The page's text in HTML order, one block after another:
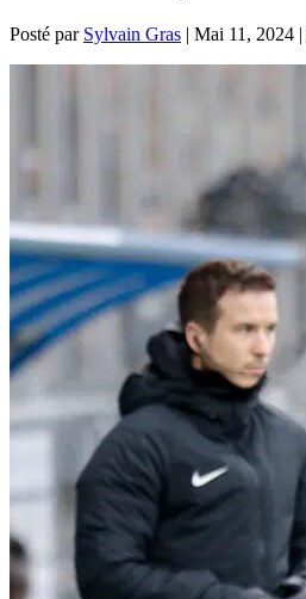
Posté par Sylvain Gras | Mai 11, 2024 |